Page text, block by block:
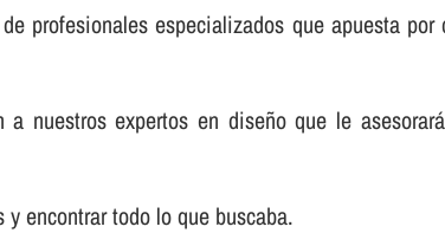
profesionales especializados que apuesta
nuestros expertos en diseño que le
encontrar todo lo que buscaba.